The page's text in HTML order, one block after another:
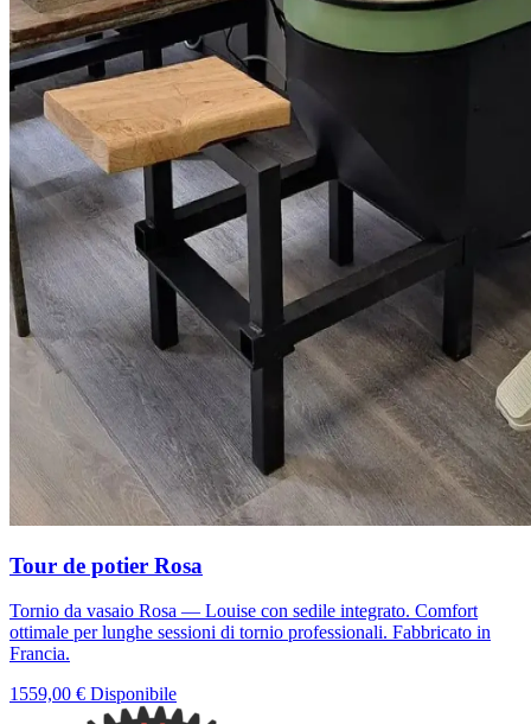
Tour de potier Rosa
Tornio da vasaio Rosa — Louise con sedile integrato. Comfort
ottimale per lunghe sessioni di tornio professionali. Fabbricato in
Francia.
1559,00 € Disponibile